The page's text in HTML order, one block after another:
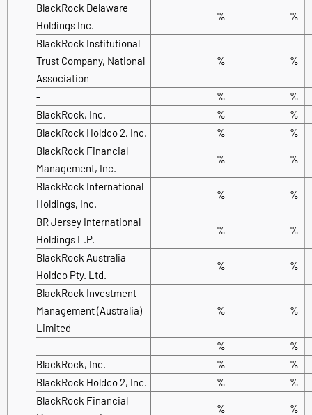
BlackRock Delaware
Holdings Inc.
% %
BlackRock Institutional
Trust Company, National
Association
% %
- %
%
BlackRock, Inc.
%
%
BlackRock Holdco 2, Inc.
%
%
BlackRock Financial
Management, Inc.
% %
BlackRock International
Holdings, Inc.
% %
BR Jersey International
Holdings L.P.
% %
BlackRock Australia
Holdco Pty. Ltd.
% %
BlackRock Investment
Management (Australia)
Limited
% %
- %
%
BlackRock, Inc.
%
%
BlackRock Holdco 2, Inc.
%
%
BlackRock Financial
% %